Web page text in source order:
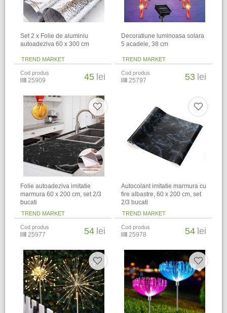
Set 2 x Folie de aluminiu
autoadeziva 60 x 300 cm
TREND MARKET
Cod produs
25909 45 lei
Decoratiune luminoasa solara
5 acadele, 38 cm
TREND MARKET
Cod produs
25797 53 lei
Folie autoadeziva imitatie
marmura 60 x 200 cm, set 2/3
bucati
TREND MARKET
Cod produs
25977 54 lei
Autocolant imitatie marmura cu
fire albastre, 60 x 200 cm, set
2/3 bucati
TREND MARKET
Cod produs
25978 54 lei